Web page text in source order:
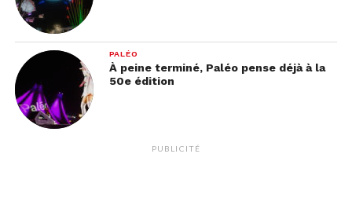
PALÉO
À peine terminé, Paléo pense déjà à la
50e édition
PUBLICITÉ